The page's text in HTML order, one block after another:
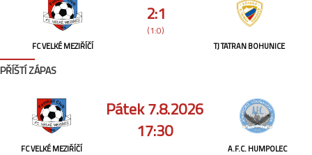
FC VELKÉ MEZIŘÍČÍ
2:1
(1:0)
TJ TATRAN BOHUNICE
PŘÍŠTÍ ZÁPAS
FC VELKÉ MEZIŘÍČÍ
Pátek 7.8.2026
17:30
A.F.C. HUMPOLEC